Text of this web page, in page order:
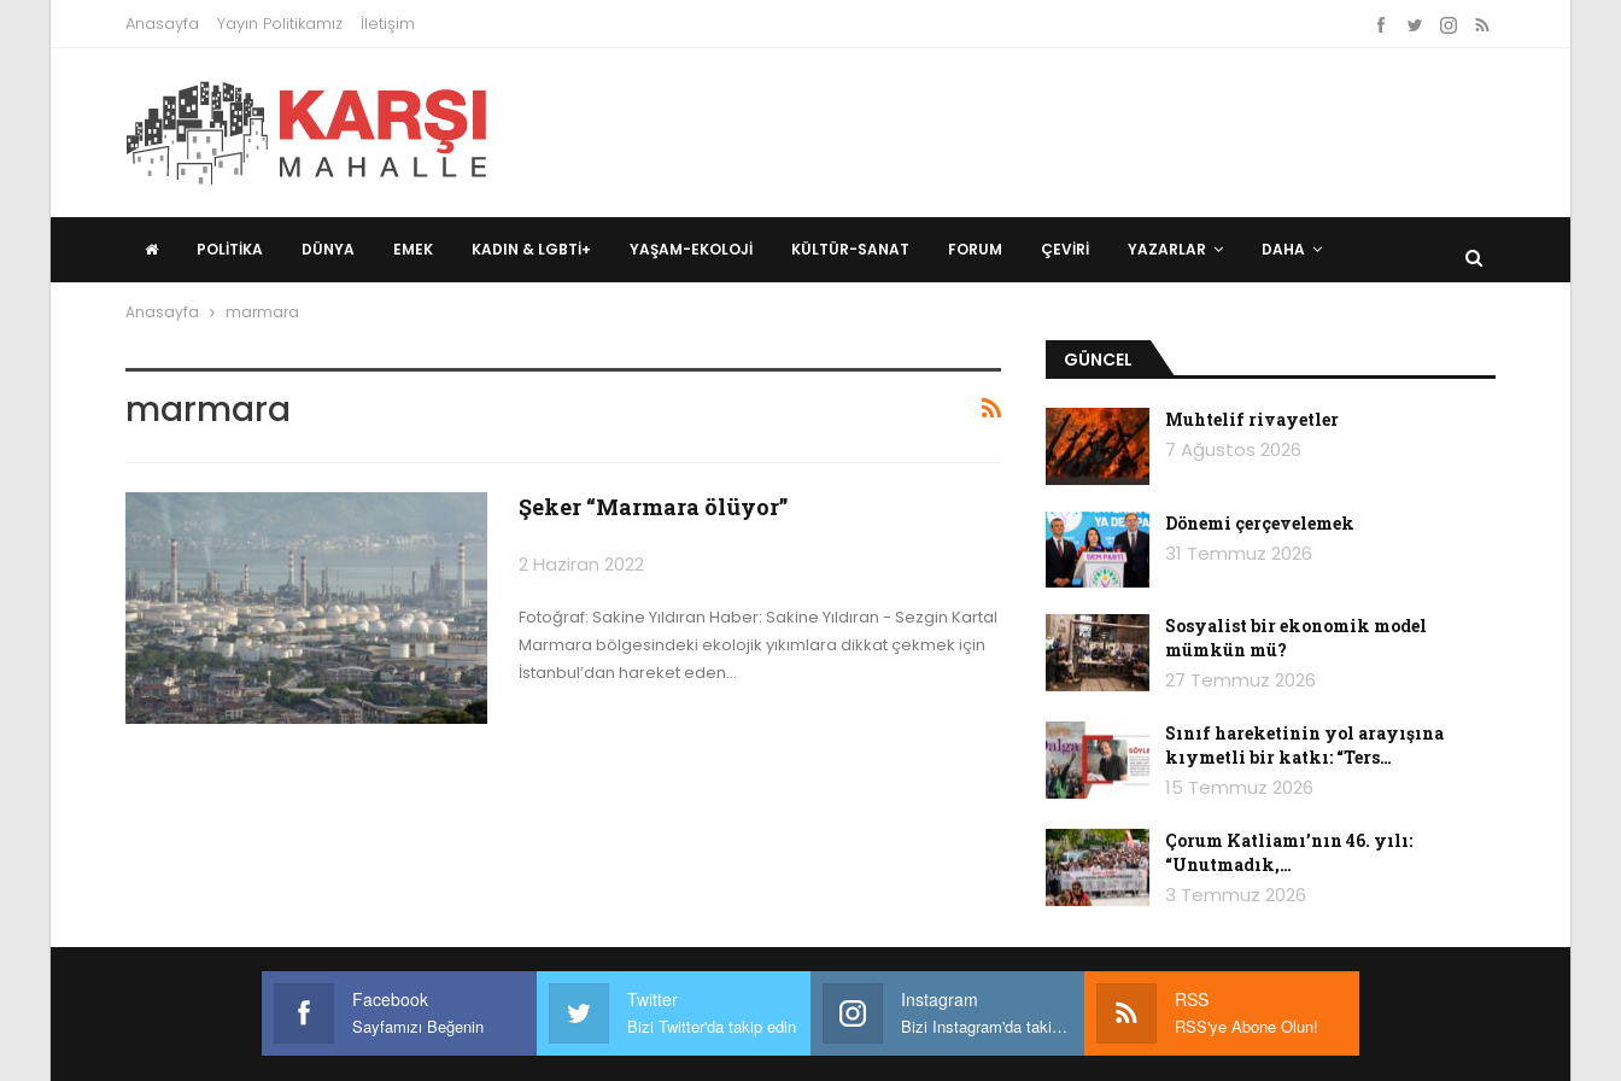
Anasayfa Yayın Politikamız İletişim
POLITIKA DÜNYA EMEK KADIN & LGBTİ+ YAŞAM-EKOLOJI KÜLTÜR-SANAT FORUM ÇEVIRI YAZARLAR DAHA
Anasayfa marmara
marmara
Şeker “Marmara ölüyor”
2 Haziran 2022
Fotoğraf: Sakine Yıldıran Haber: Sakine Yıldıran - Sezgin Kartal
Marmara bölgesindeki ekolojik yıkımlara dikkat çekmek için
İstanbul’dan hareket eden…
GÜNCEL
Muhtelif rivayetler
7 Ağustos 2026
Dönemi çerçevelemek
31 Temmuz 2026
Sosyalist bir ekonomik model
mümkün mü?
27 Temmuz 2026
Sınıf hareketinin yol arayışına
kıymetli bir katkı: “Ters…
15 Temmuz 2026
Çorum Katliamı’nın 46. yılı:
“Unutmadık,…
3 Temmuz 2026
Facebook
Sayfamızı Beğenin
Twitter
Bizi Twitter'da takip edin
Instagram
Bizi Instagram'da takip edin
RSS
RSS'ye Abone Olun!